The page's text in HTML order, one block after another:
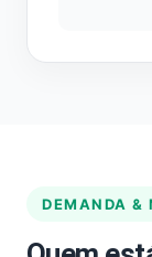
DEMANDA &